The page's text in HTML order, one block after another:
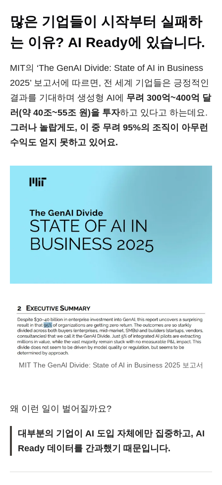
많은 기업들이 시작부터 실패하
는 이유? AI Ready에 있습니다.
MIT의 ‘The GenAI Divide: State of AI in Business
2025’ 보고서에 따르면, 전 세계 기업들은 긍정적인
결과를 기대하며 생성형 AI에
무려 300억~400억 달
러(약 40조~55조 원)을 투자하고 있다고 하는데요.
그러나 놀랍게도, 이 중 무려 95%의 조직이 아무런
수익도 얻지 못하고 있어요.
MIT The GenAI Divide: State of AI in Business 2025 보고서
왜 이런 일이 벌어질까요?
대부분의 기업이 AI 도입 자체에만 집중하고, AI
Ready 데이터를 간과했기 때문입니다.